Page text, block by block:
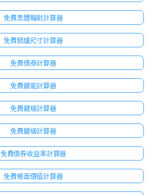
免費黑體輻射計算器
免費鍋爐尺寸計算器
免費債券計算器
免費鍵能計算器
免費鍵級計算器
免費鍵級計算器
免費債券收益率計算器
免費帳面價值計算器